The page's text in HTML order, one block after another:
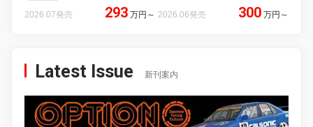
2026.07発売 293 万円 ～ 2026.06発売 300 万円 ～
Latest Issue 新刊案内